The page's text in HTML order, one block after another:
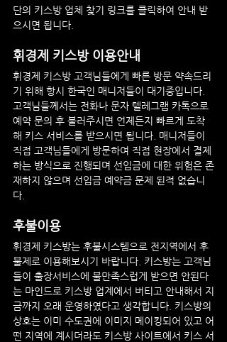
단의 키스방 업체 찾기 링크를 클릭하여 안내 받
으시면 됩니다.
휘경제 키스방 이용안내
휘경제 키스방 고객님들에게 빠른 방문 약속드리
기 위해 항시 한국인 매니저들이 대기중입니다.
고객님들께서는 전화나 문자 텔레그램 카톡으로
예약 문의 후 불러주시면 언제든지 빠르게 도착
해 키스 서비스를 받으시면 됩니다. 매니저들이
직접 고객님들에게 방문하여 직접 현장에서 결제
하는 방식으로 진행되며 선입금에 대한 위험은 존
재하지 않으며 선입금 예약금 문제 된적 없습니
다.
후불이용
휘경제 키스방는 후불시스템으로 전지역에서 후
불제로 이용해보시기 바랍니다. 키스방는 고객님
들이 출장서비스에 불만족스럽게 받으면 안된다
는 마인드로 키스방 업계에서 버티고 안내해서 지
금까지 오래 운영하였다고 생각합니다. 키스방의
상호는 이미 수도권에 이미지 메이킹되어 있고 어
떤 지역에 계시더라도 키스방 사이트에서 키스 서